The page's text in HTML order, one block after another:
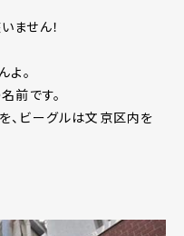
ません！
よ。
前です。
、ビーグルは文京区内を